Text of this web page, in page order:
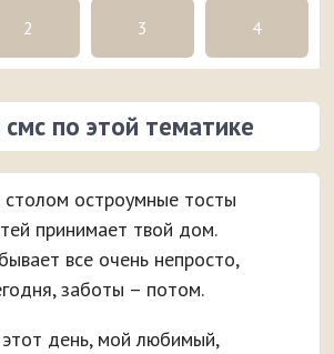
2 3 4
по этой тематике
столом остроумные тосты
принимает твой дом.
все очень непросто,
заботы – потом.
день, мой любимый,